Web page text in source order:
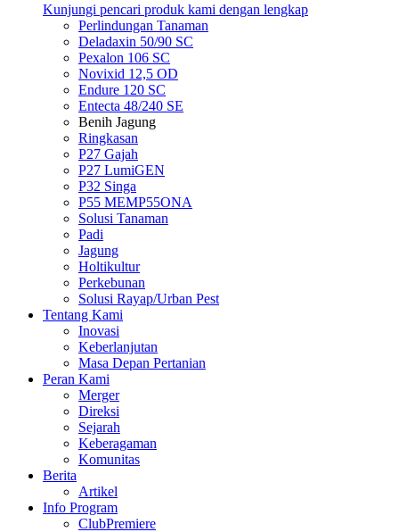
Kunjungi pencari produk kami dengan lengkap
Perlindungan Tanaman
Deladaxin 50/90 SC
Pexalon 106 SC
Novixid 12,5 OD
Endure 120 SC
Entecta 48/240 SE
Benih Jagung
Ringkasan
P27 Gajah
P27 LumiGEN
P32 Singa
P55 MEMP55ONA
Solusi Tanaman
Padi
Jagung
Holtikultur
Perkebunan
Solusi Rayap/Urban Pest
Tentang Kami
Inovasi
Keberlanjutan
Masa Depan Pertanian
Peran Kami
Merger
Direksi
Sejarah
Keberagaman
Komunitas
Berita
Artikel
Info Program
ClubPremiere